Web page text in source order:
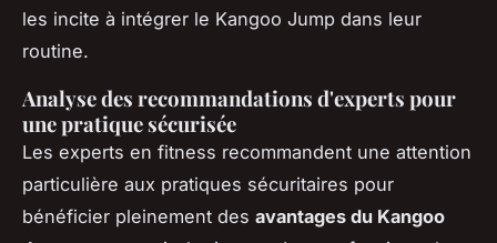
les incite à intégrer le Kangoo Jump dans leur
routine.
Analyse des recommandations d'experts pour
une pratique sécurisée
Les experts en fitness recommandent une attention
particulière aux pratiques sécuritaires pour
bénéficier pleinement des avantages du Kangoo